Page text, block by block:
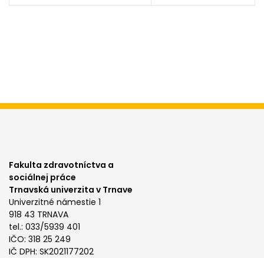
Fakulta zdravotníctva a
sociálnej práce
Trnavská univerzita v Trnave
Univerzitné námestie 1
918 43 TRNAVA
tel.: 033/5939 401
IČO: 318 25 249
IČ DPH: SK2021177202